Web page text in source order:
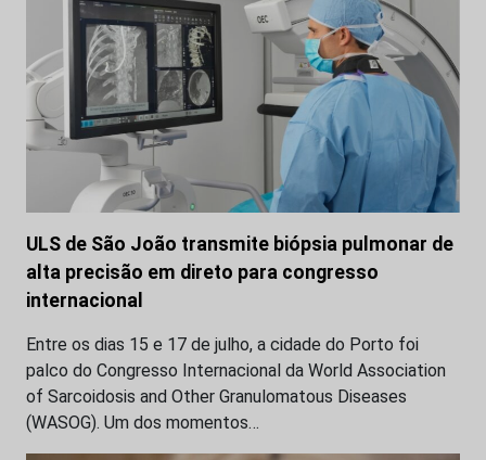
ULS de São João transmite biópsia pulmonar de
alta precisão em direto para congresso
internacional
Entre os dias 15 e 17 de julho, a cidade do Porto foi
palco do Congresso Internacional da World Association
of Sarcoidosis and Other Granulomatous Diseases
(WASOG). Um dos momentos…